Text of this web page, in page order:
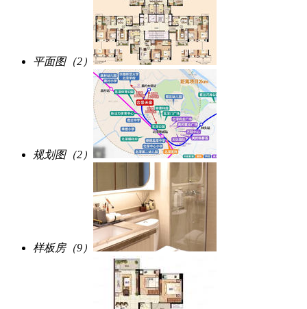
平面图（2）
规划图（2）
样板房（9）